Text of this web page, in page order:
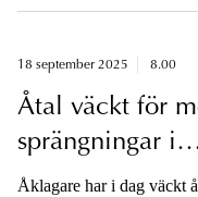
regeringskansliet åtalats
18 september 2025 8.00
Åtal väckt för
sprängningar i
Åklagare har i dag väckt